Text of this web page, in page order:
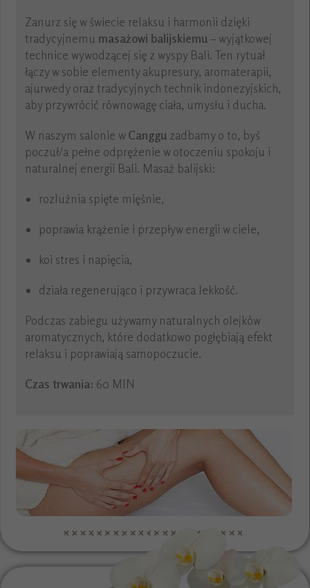
Zanurz się w świecie relaksu i harmonii dzięki
tradycyjnemu masażowi balijskiemu– wyjątkowej
technice wywodzącej się z wyspy Bali. Ten rytuał
łączy w sobie elementy akupresury, aromaterapii,
ajurwedy oraz tradycyjnych technik indonezyjskich,
aby przywrócić równowagę ciała, umysłu i ducha.
W naszym salonie wCanggu zadbamy o to, byś
poczuł/a pełne odprężenie w otoczeniu spokoju i
naturalnej energii Bali. Masaż balijski:
rozluźnia spięte mięśnie,
poprawia krążenie i przepływ energii w ciele,
koi stres i napięcia,
działa regenerująco i przywraca lekkość.
Podczas zabiegu używamy naturalnych olejków
aromatycznych, które dodatkowo pogłębiają efekt
relaksu i poprawiają samopoczucie.
Czas trwania: 60 MIN